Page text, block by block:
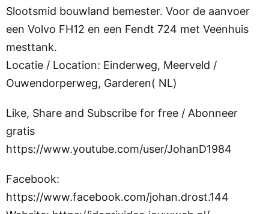
Slootsmid bouwland bemester. Voor de aanvoer
een Volvo FH12 en een Fendt 724 met Veenhuis
mesttank.
Locatie / Location: Einderweg, Meerveld /
Ouwendorperweg, Garderen( NL)
Like, Share and Subscribe for free / Abonneer
gratis
https://www.youtube.com/user/JohanD1984
Facebook:
https://www.facebook.com/johan.drost.144